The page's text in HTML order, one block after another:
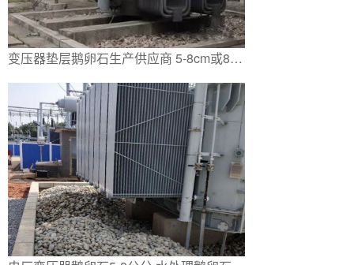
变压器垫层鹅卵石生产供应商 5-8cm或8-10cm天然鹅卵石用于城市变电站